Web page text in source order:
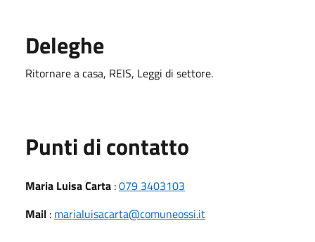
Deleghe
Ritornare a casa, REIS, Leggi di settore.
Punti di contatto
Maria Luisa Carta :079 3403103
Mail : marialuisacarta@comuneossi.it